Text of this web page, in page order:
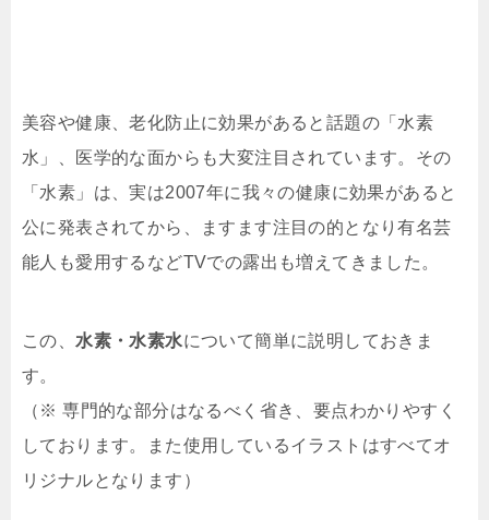
美容や健康、老化防止に効果があると話題の「水素
水」、医学的な面からも大変注目されています。その
「水素」は、実は2007年に我々の健康に効果があると
公に発表されてから、ますます注目の的となり有名芸
能人も愛用するなどTVでの露出も増えてきました。
この、 水素・水素水について簡単に説明しておきま
す。
（※ 専門的な部分はなるべく省き、要点わかりやすく
しております。また使用しているイラストはすべてオ
リジナルとなります）